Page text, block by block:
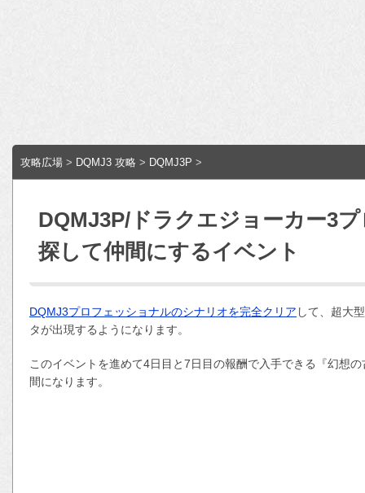
攻略広場 > DQMJ3 攻略 > DQMJ3P >
DQMJ3P/ドラクエジョーカー3
探して仲間にするイベント
DQMJ3プロフェッショナルのシナリオを完全クリア して、超大
タが出現するようになります。
このイベントを進めて4日目と7日目の報酬で入手できる『幻想
間になります。